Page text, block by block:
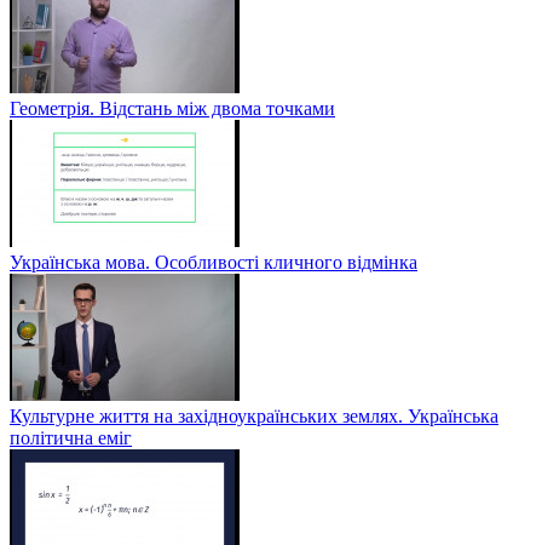
Геометрія. Відстань між двома точками
Українська мова. Особливості кличного відмінка
Культурне життя на західноукраїнських землях. Українська
політична еміг